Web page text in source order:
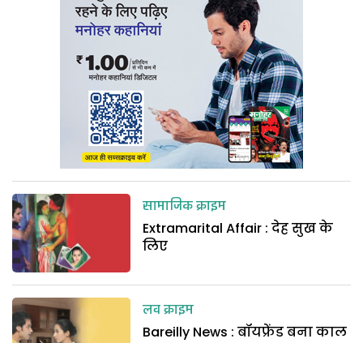
सामाजिक क्राइम
Extramarital Affair : देह सुख के
लिए
लव क्राइम
Bareilly News : बॉयफ्रेंड बना काल